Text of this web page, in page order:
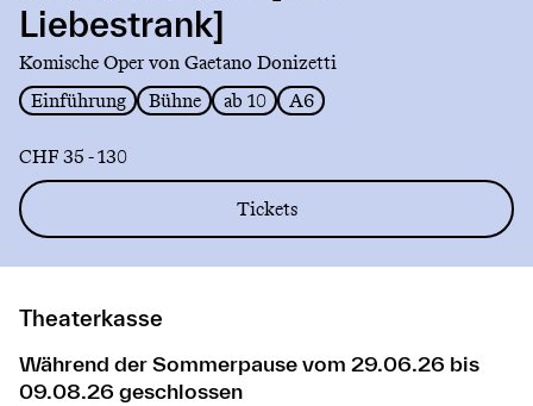
Liebestrank]
Liebestrank]
Komische Oper von Gaetano Donizetti
Einführung
Bühne ab 10 A6
CHF 35 - 130
Tickets
Theaterkasse
Während der Sommerpause vom 29.06.26 bis
09.08.26 geschlossen